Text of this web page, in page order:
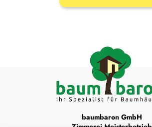
baumbaron GmbH